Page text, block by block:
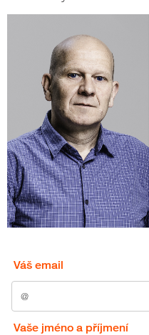
Váš email
Vaše jméno a příjmení